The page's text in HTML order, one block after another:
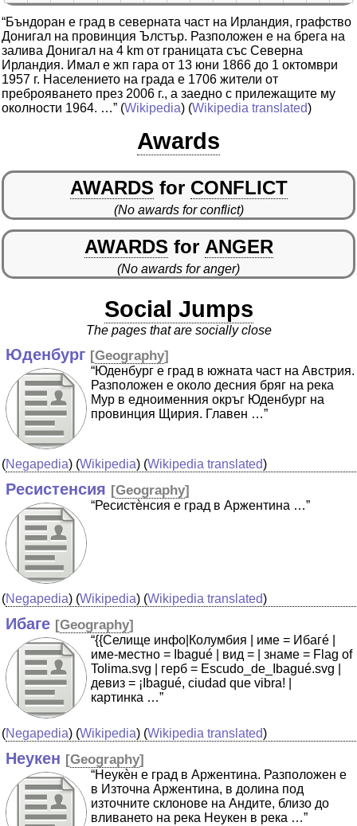
“Бъндоран е град в северната част на Ирландия, графство
Донигал на провинция Ълстър. Разположен е на брега на
залива Донигал на 4 km от границата със Северна
Ирландия. Имал е жп гара от 13 юни 1866 до 1 октомври
1957 г. Населението на града е 1706 жители от
преброяването през 2006 г., а заедно с прилежащите му
околности 1964. …” (Wikipedia) (Wikipedia translated)
Awards
AWARDS for CONFLICT
(No awards for conflict)
AWARDS for ANGER
(No awards for anger)
Social Jumps
The pages that are socially close
Юденбург [Geography]
“Юденбург е град в южната част на Австрия.
Разположен е около десния бряг на река
Мур в едноименния окръг Юденбург на
провинция Щирия. Главен …”
(Negapedia) (Wikipedia) (Wikipedia translated)
Ресистенсия [Geography]
“Ресистѐнсия е град в Аржентина …”
(Negapedia) (Wikipedia) (Wikipedia translated)
Ибаге [Geography]
“{{Селище инфо|Колумбия | име = Ибагé |
име-местно = Ibagué | вид = | знаме = Flag of
Tolima.svg | герб = Escudo_de_Ibagué.svg |
девиз = ¡Ibagué, ciudad que vibra! |
картинка …”
(Negapedia) (Wikipedia) (Wikipedia translated)
Неукен [Geography]
“Неукѐн е град в Аржентина. Разположен е
в Източна Аржентина, в долина под
източните склонове на Андите, близо до
вливането на река Неукен в река …”